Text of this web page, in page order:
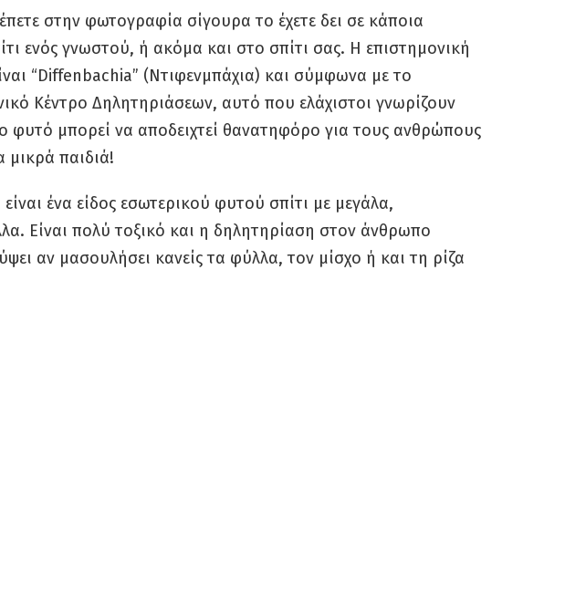
στην φωτογραφία σίγουρα το έχετε δει σε κάποια
ενός γνωστού, ή ακόμα και στο σπίτι σας. Η επιστημονική
“Diffenbachia” (Ντιφενμπάχια) και σύμφωνα με το
Κέντρο Δηλητηριάσεων, αυτό που ελάχιστοι γνωρίζουν
φυτό μπορεί να αποδειχτεί θανατηφόρο για τους ανθρώπους
μικρά παιδιά!
ένα είδος εσωτερικού φυτού σπίτι με μεγάλα,
Είναι πολύ τοξικό και η δηλητηρίαση στον άνθρωπο
αν μασουλήσει κανείς τα φύλλα, τον μίσχο ή και τη ρίζα